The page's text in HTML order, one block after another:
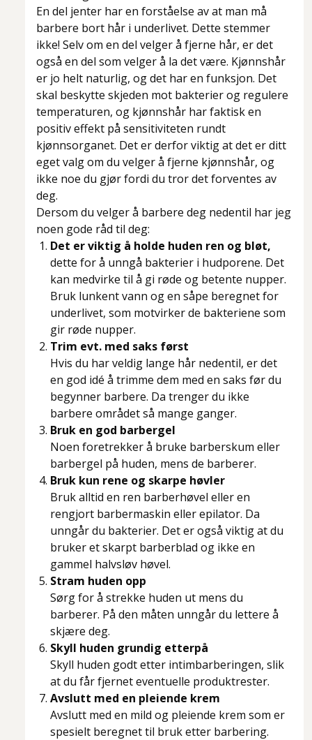
En del jenter har en forståelse av at man må
barbere bort hår i underlivet. Dette stemmer
ikke! Selv om en del velger å fjerne hår, er det
også en del som velger å la det være. Kjønnshår
er jo helt naturlig, og det har en funksjon. Det
skal beskytte skjeden mot bakterier og regulere
temperaturen, og kjønnshår har faktisk en
positiv effekt på sensitiviteten rundt
kjønnsorganet. Det er derfor viktig at det er ditt
eget valg om du velger å fjerne kjønnshår, og
ikke noe du gjør fordi du tror det forventes av
deg.
Dersom du velger å barbere deg nedentil har jeg
noen gode råd til deg:
Det er viktig å holde huden ren og bløt,
dette for å unngå bakterier i hudporene. Det
kan medvirke til å gi røde og betente nupper.
Bruk lunkent vann og en såpe beregnet for
underlivet, som motvirker de bakteriene som
gir røde nupper.
Trim evt. med saks først
Hvis du har veldig lange hår nedentil, er det
en god idé å trimme dem med en saks før du
begynner barbere. Da trenger du ikke
barbere området så mange ganger.
Bruk en god barbergel
Noen foretrekker å bruke barberskum eller
barbergel på huden, mens de barberer.
Bruk kun rene og skarpe høvler
Bruk alltid en ren barberhøvel eller en
rengjort barbermaskin eller epilator. Da
unngår du bakterier. Det er også viktig at du
bruker et skarpt barberblad og ikke en
gammel halvsløv høvel.
Stram huden opp
Sørg for å strekke huden ut mens du
barberer. På den måten unngår du lettere å
skjære deg.
Skyll huden grundig etterpå
Skyll huden godt etter intimbarberingen, slik
at du får fjernet eventuelle produktrester.
Avslutt med en pleiende krem
Avslutt med en mild og pleiende krem som er
spesielt beregnet til bruk etter barbering.